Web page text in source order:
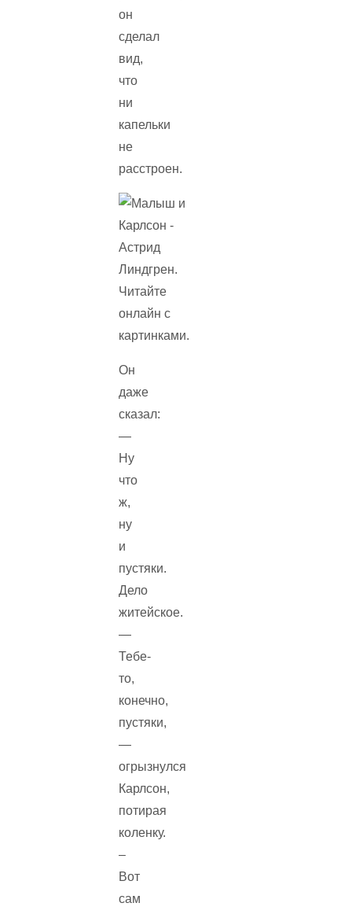
он
сделал
вид,
что
ни
капельки
не
расстроен.
Он
даже
сказал:
—
Ну
что
ж,
ну
и
пустяки.
Дело
житейское.
—
Тебе-
то,
конечно,
пустяки,
—
огрызнулся
Карлсон,
потирая
коленку.
–
Вот
сам